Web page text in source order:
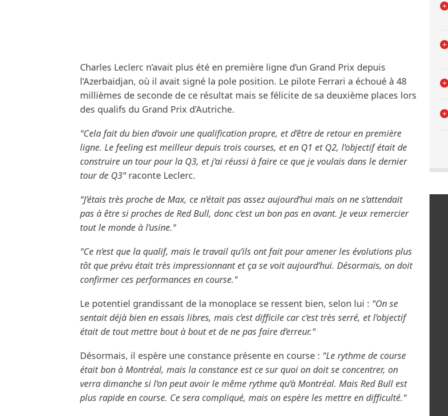
Charles Leclerc n’avait plus été en première ligne d’un Grand Prix depuis
l’Azerbaïdjan, où il avait signé la pole position. Le pilote Ferrari a échoué à 48
millièmes de seconde de ce résultat mais se félicite de sa deuxième places lors
des qualifs du Grand Prix d’Autriche.
"Cela fait du bien d’avoir une qualification propre, et d’être de retour en première
ligne. Le feeling est meilleur depuis trois courses, et en Q1 et Q2, l’objectif était de
construire un tour pour la Q3, et j’ai réussi à faire ce que je voulais dans le dernier
tour de Q3"raconte Leclerc.
"J’étais très proche de Max, ce n’était pas assez aujourd’hui mais on ne s’attendait
pas à être si proches de Red Bull, donc c’est un bon pas en avant. Je veux remercier
tout le monde à l’usine."
"Ce n’est que la qualif, mais le travail qu’ils ont fait pour amener les évolutions plus
tôt que prévu était très impressionnant et ça se voit aujourd’hui. Désormais, on doit
confirmer ces performances en course."
Le potentiel grandissant de la monoplace se ressent bien, selon lui : "On se
sentait déjà bien en essais libres, mais c’est difficile car c’est très serré, et l’objectif
était de tout mettre bout à bout et de ne pas faire d’erreur."
Désormais, il espère une constance présente en course : "Le rythme de course
était bon à Montréal, mais la constance est ce sur quoi on doit se concentrer, on
verra dimanche si l’on peut avoir le même rythme qu’à Montréal. Mais Red Bull est
plus rapide en course. Ce sera compliqué, mais on espère les mettre en difficulté."